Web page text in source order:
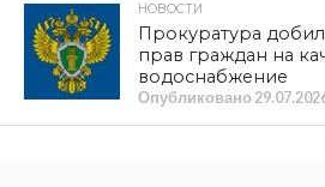
НОВОСТИ
Прокуратура
прав граждан на
водоснабжение
Опубликовано